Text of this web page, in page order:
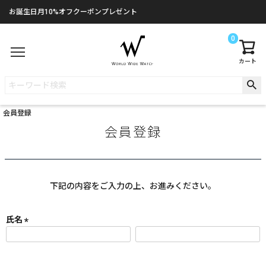
お誕生日月10%オフクーポンプレゼント
カート
0
会員登録
会員登録
下記の内容をご入力の上、お進みください。
氏名